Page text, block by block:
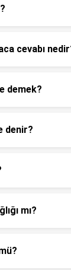
cevabı
demek?
denir?
mı?